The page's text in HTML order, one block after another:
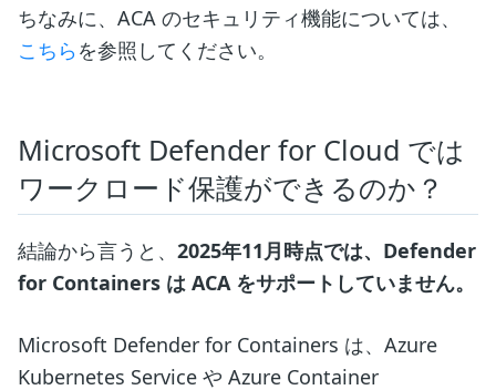
ちなみに、ACA のセキュリティ機能については、
こちら を参照してください。
Microsoft Defender for Cloud では
ワークロード保護ができるのか？
結論から言うと、 2025年11月時点では、Defender
for Containers は ACA をサポートしていません。
Microsoft Defender for Containers は、Azure
Kubernetes Service や Azure Container